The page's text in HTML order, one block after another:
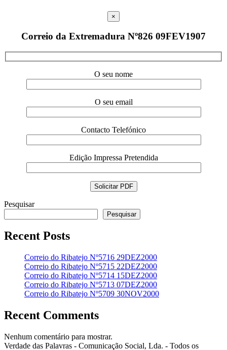
×
Correio da Extremadura Nº826 09FEV1907
O seu nome
O seu email
Contacto Telefónico
Edição Impressa Pretendida
Pesquisar
Pesquisar
Recent Posts
Correio do Ribatejo Nº5716 29DEZ2000
Correio do Ribatejo Nº5715 22DEZ2000
Correio do Ribatejo Nº5714 15DEZ2000
Correio do Ribatejo Nº5713 07DEZ2000
Correio do Ribatejo Nº5709 30NOV2000
Recent Comments
Nenhum comentário para mostrar.
Verdade das Palavras - Comunicação Social, Lda. - Todos os